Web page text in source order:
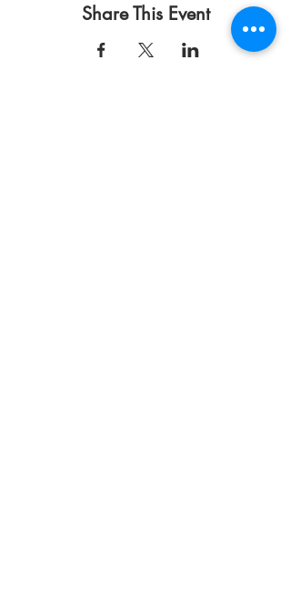
Share This Event